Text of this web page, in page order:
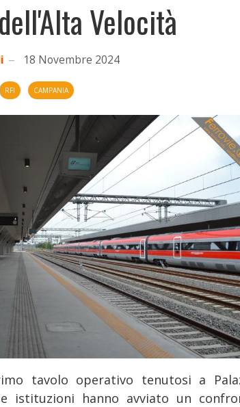
Velocità
18 Novembre 2024
RFI CAMPANIA
tavolo operativo tenutosi a
istituzioni hanno avviato un